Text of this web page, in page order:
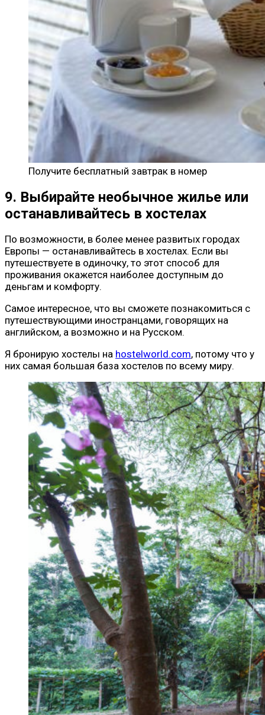
Получите бесплатный завтрак в номер
9. Выбирайте необычное жилье или
останавливайтесь в хостелах
По возможности, в более менее развитых городах
Европы — останавливайтесь в хостелах. Если вы
путешествуете в одиночку, то этот способ для
проживания окажется наиболее доступным до
деньгам и комфорту.
Самое интересное, что вы сможете познакомиться с
путешествующими иностранцами, говорящих на
английском, а возможно и на Русском.
Я бронирую хостелы на hostelworld.com, потому что у
них самая большая база хостелов по всему миру.